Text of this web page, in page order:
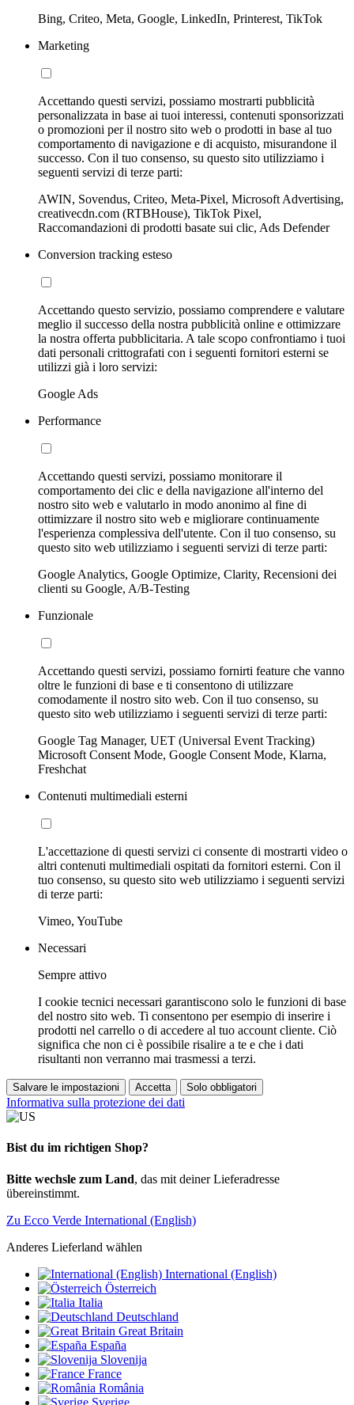
Bing, Criteo, Meta, Google, LinkedIn, Printerest, TikTok
Marketing
Accettando questi servizi, possiamo mostrarti pubblicità
personalizzata in base ai tuoi interessi, contenuti sponsorizzati
o promozioni per il nostro sito web o prodotti in base al tuo
comportamento di navigazione e di acquisto, misurandone il
successo. Con il tuo consenso, su questo sito utilizziamo i
seguenti servizi di terze parti:
AWIN, Sovendus, Criteo, Meta-Pixel, Microsoft Advertising,
creativecdn.com (RTBHouse), TikTok Pixel,
Raccomandazioni di prodotti basate sui clic, Ads Defender
Conversion tracking esteso
Accettando questo servizio, possiamo comprendere e valutare
meglio il successo della nostra pubblicità online e ottimizzare
la nostra offerta pubblicitaria. A tale scopo confrontiamo i tuoi
dati personali crittografati con i seguenti fornitori esterni se
utilizzi già i loro servizi:
Google Ads
Performance
Accettando questi servizi, possiamo monitorare il
comportamento dei clic e della navigazione all'interno del
nostro sito web e valutarlo in modo anonimo al fine di
ottimizzare il nostro sito web e migliorare continuamente
l'esperienza complessiva dell'utente. Con il tuo consenso, su
questo sito web utilizziamo i seguenti servizi di terze parti:
Google Analytics, Google Optimize, Clarity, Recensioni dei
clienti su Google, A/B-Testing
Funzionale
Accettando questi servizi, possiamo fornirti feature che vanno
oltre le funzioni di base e ti consentono di utilizzare
comodamente il nostro sito web. Con il tuo consenso, su
questo sito web utilizziamo i seguenti servizi di terze parti:
Google Tag Manager, UET (Universal Event Tracking)
Microsoft Consent Mode, Google Consent Mode, Klarna,
Freshchat
Contenuti multimediali esterni
L'accettazione di questi servizi ci consente di mostrarti video o
altri contenuti multimediali ospitati da fornitori esterni. Con il
tuo consenso, su questo sito web utilizziamo i seguenti servizi
di terze parti:
Vimeo, YouTube
Necessari
Sempre attivo
I cookie tecnici necessari garantiscono solo le funzioni di base
del nostro sito web. Ti consentono per esempio di inserire i
prodotti nel carrello o di accedere al tuo account cliente. Ciò
significa che non ci è possibile risalire a te e che i dati
risultanti non verranno mai trasmessi a terzi.
Salvare le impostazioni Accetta Solo obbligatori
Informativa sulla protezione dei dati
Bist du im richtigen Shop?
Bitte wechsle zum Land, das mit deiner Lieferadresse
übereinstimmt.
Zu Ecco Verde International (English)
Anderes Lieferland wählen
International (English)
Österreich
Italia
Deutschland
Great Britain
España
Slovenija
France
România
Sverige